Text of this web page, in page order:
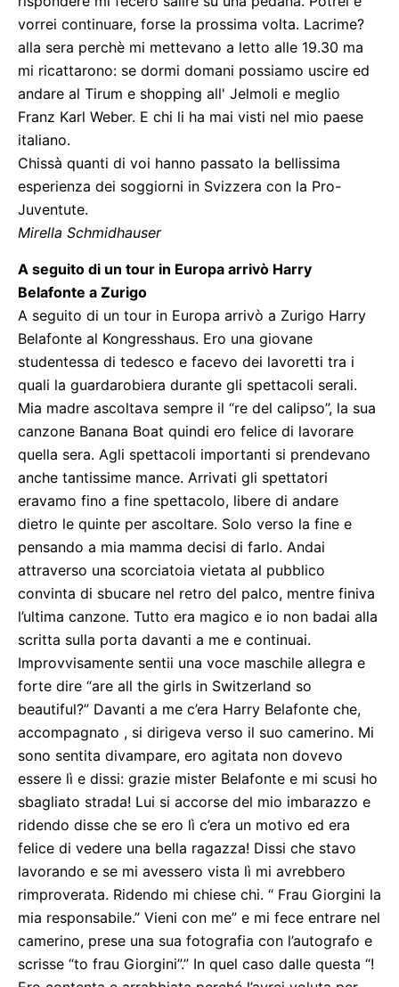
vorrei continuare, forse la prossima volta. Lacrime?
alla sera perchè mi mettevano a letto alle 19.30 ma
mi ricattarono: se dormi domani possiamo uscire ed
andare al Tirum e shopping all' Jelmoli e meglio
Franz Karl Weber. E chi li ha mai visti nel mio paese
italiano.
Chissà quanti di voi hanno passato la bellissima
esperienza dei soggiorni in Svizzera con la Pro-
Juventute.
Mirella Schmidhauser
A seguito di un tour in Europa arrivò Harry
Belafonte a Zurigo
A seguito di un tour in Europa arrivò a Zurigo Harry
Belafonte al Kongresshaus. Ero una giovane
studentessa di tedesco e facevo dei lavoretti tra i
quali la guardarobiera durante gli spettacoli serali.
Mia madre ascoltava sempre il “re del calipso”, la sua
canzone Banana Boat quindi ero felice di lavorare
quella sera. Agli spettacoli importanti si prendevano
anche tantissime mance. Arrivati gli spettatori
eravamo fino a fine spettacolo, libere di andare
dietro le quinte per ascoltare. Solo verso la fine e
pensando a mia mamma decisi di farlo. Andai
attraverso una scorciatoia vietata al pubblico
convinta di sbucare nel retro del palco, mentre finiva
l’ultima canzone. Tutto era magico e io non badai alla
scritta sulla porta davanti a me e continuai.
Improvvisamente sentii una voce maschile allegra e
forte dire “are all the girls in Switzerland so
beautiful?” Davanti a me c’era Harry Belafonte che,
accompagnato , si dirigeva verso il suo camerino. Mi
sono sentita divampare, ero agitata non dovevo
essere lì e dissi: grazie mister Belafonte e mi scusi ho
sbagliato strada! Lui si accorse del mio imbarazzo e
ridendo disse che se ero lì c’era un motivo ed era
felice di vedere una bella ragazza! Dissi che stavo
lavorando e se mi avessero vista lì mi avrebbero
rimproverata. Ridendo mi chiese chi. “ Frau Giorgini la
mia responsabile.” Vieni con me” e mi fece entrare nel
camerino, prese una sua fotografia con l’autografo e
scrisse “to frau Giorgini”.” In quel caso dalle questa “!